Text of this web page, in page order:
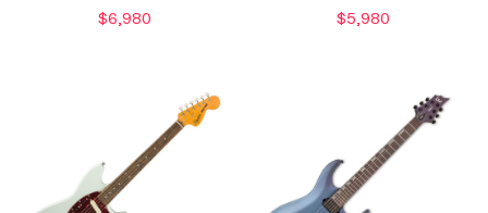
$6,980 $5,980